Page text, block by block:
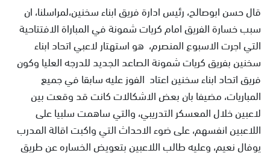
قال حسن ابوصالح، رئيس ادارة فريق ابناء سخنين،لمراسلنا، ان
سبب خسارة الفريق امام كريات شمونة في المباراة الافتتاحية
التي اجرت الاسبوع المنصرم، هو استهتار لاعبي اتحاد ابناء
سخنين بفريق كريات شمونة الصاعد الجديد للدرجه العليا وكون
فريق اتحاد ابناء سخنين اعتاد الفوز عليه سابقا في جميع
المباريات، مضيفا بان بعض الاشكالات كانت قد وقعت بين
لاعبين خلال المعسكر التدريبي، والتي ساهمت سلبيا على
اللاعبين انفسهم، على ضوء الاحداث التي واكبت اقالة المدرب
يوفال نعيم، وعليه طالب اللاعبين بتعويض الخساره عن طريق